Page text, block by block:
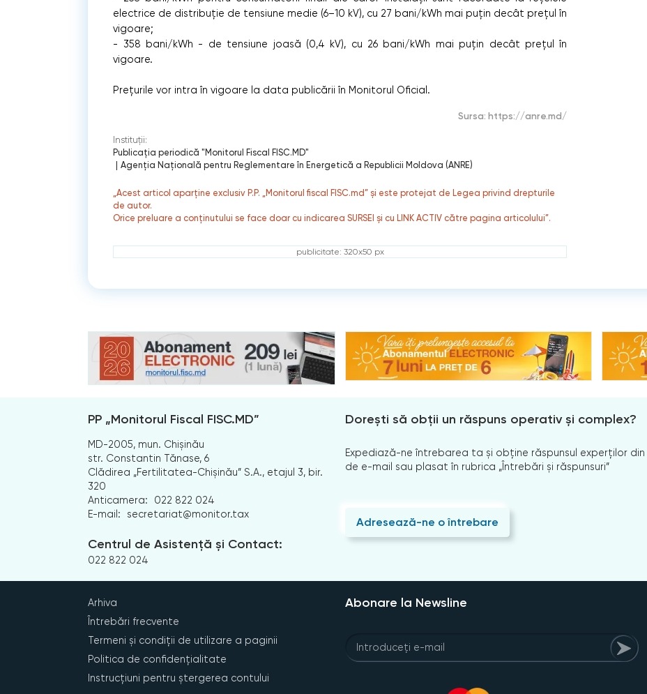
electrice de distribuție de tensiune medie (6–10 kV), cu 27 bani/kWh mai puțin decât prețul în
vigoare;
- 358 bani/kWh - de tensiune joasă (0,4 kV), cu 26 bani/kWh mai puțin decât prețul în
vigoare.
Prețurile vor intra în vigoare la data publicării în Monitorul Oficial.
Sursa:https://anre.md/
Instituții:
Publicaţia periodică "Monitorul Fiscal FISC.MD"
Agenţia Naţională pentru Reglementare în Energetică a Republicii Moldova (ANRE)
„Acest articol aparține exclusiv P.P. „Monitorul fiscal FISC.md” și este protejat de Legea privind drepturile
de autor.
Orice preluare a conținutului se face doar cu indicarea SURSEI și cu LINK ACTIV către pagina articolului”.
publicitate: 320x50 px
PP „Monitorul Fiscal FISC.MD”
MD-2005, mun. Chișinău
str. Constantin Tănase, 6
Clădirea „Fertilitatea-Chișinău” S.A., etajul 3, bir.
320
Anticamera:
022 822 024
E-mail:
secretariat@monitor.tax
Centrul de Asistență și Contact:
022 822 024
Dorești să obții un răspuns operativ și complex?
Expediază-ne întrebarea ta și obține răspunsul experților
de e-mail sau plasat în rubrica „Întrebări și răspunsuri”
Adresează-ne o întrebare
Arhiva
Întrebări frecvente
Termeni și condiții de utilizare a paginii
Politica de confidențialitate
Instrucțiuni pentru ștergerea contului
Abonare la Newsline